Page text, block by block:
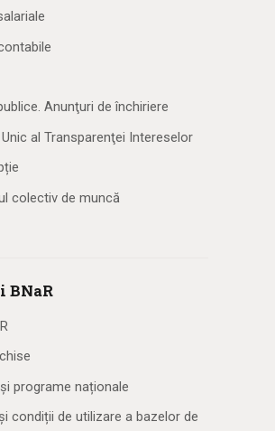
Anunţuri de închiriere
al Transparenţei Intereselor
colectiv de muncă
BNaR
programe naționale
condiții de utilizare a bazelor de